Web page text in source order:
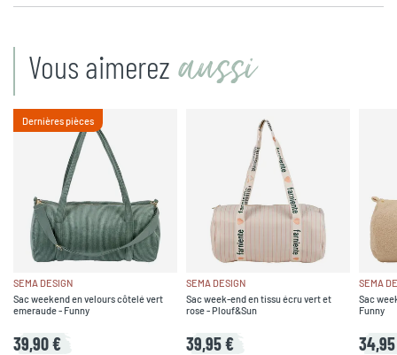
Vous aimerez aussi
Dernières pièces
SEMA DESIGN
Sac weekend en velours côtelé vert
emeraude - Funny
39,90 €
SEMA DESIGN
Sac week-end en tissu écru vert et
rose - Plouf&Sun
39,95 €
SEMA
Sac
Funny